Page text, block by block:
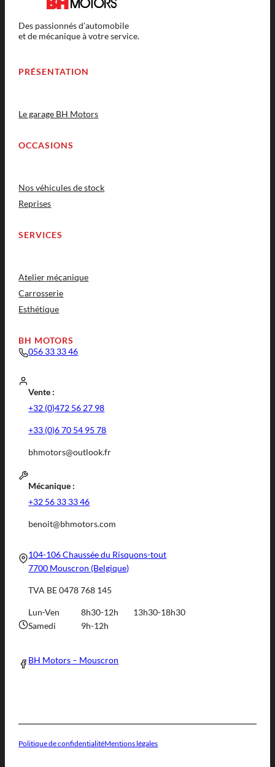
Des passionnés d’automobile
et de mécanique à votre service.
PRÉSENTATION
Le garage BH Motors
OCCASIONS
Nos véhicules de stock
Reprises
SERVICES
Atelier mécanique
Carrosserie
Esthétique
BH MOTORS
056 33 33 46
Vente :
+32 (0)472 56 27 98
+33 (0)6 70 54 95 78
bhmotors@outlook.fr
Mécanique :
+32 56 33 33 46
benoit@bhmotors.com
104-106 Chaussée du Risquons-tout
7700 Mouscron (Belgique)
TVA BE 0478 768 145
Lun-Ven 8h30-12h
13h30-18h30
Samedi
9h-12h
BH Motors – Mouscron
Politique de confidentialitéMentions légales